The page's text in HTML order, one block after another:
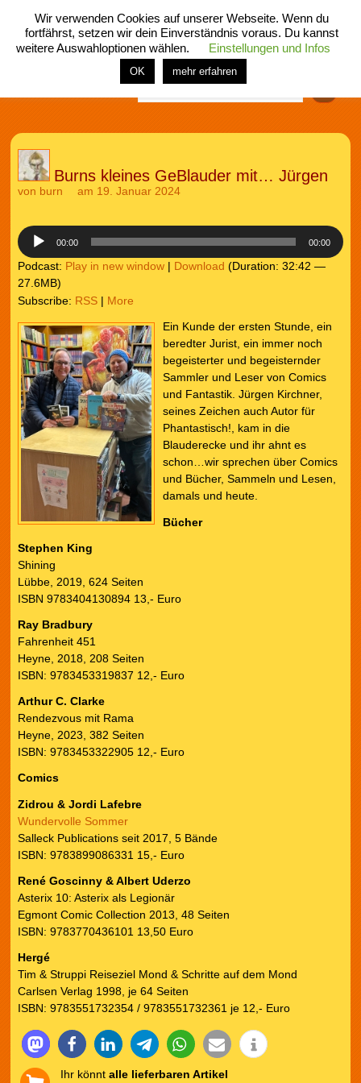
menü
home rubrik buch comic spiel fotos shop
Burns kleines GeBlauder mit… Jürgen
von burn am 19. Januar 2024
Audio-
Player
00:00 00:00
Podcast: Play in new window| Download (Duration: 32:42 —
27.6MB)
Subscribe: RSS| More
Ein Kunde der ersten Stunde, ein
beredter Jurist, ein immer noch
begeisterter und begeisternder
Sammler und Leser von Comics
und Fantastik. Jürgen Kirchner,
seines Zeichen auch Autor für
Phantastisch!, kam in die
Blauderecke und ihr ahnt es
schon…wir sprechen über Comics
und Bücher, Sammeln und Lesen,
damals und heute.
Bücher
Stephen King
Shining
Lübbe, 2019, 624 Seiten
ISBN 9783404130894 13,- Euro
Ray Bradbury
Fahrenheit 451
Heyne, 2018, 208 Seiten
ISBN: 9783453319837 12,- Euro
Arthur C. Clarke
Rendezvous mit Rama
Heyne, 2023, 382 Seiten
ISBN: 9783453322905 12,- Euro
Comics
Zidrou & Jordi Lafebre
Wundervolle Sommer
Salleck Publications seit 2017, 5 Bände
ISBN: 9783899086331 15,- Euro
René Goscinny & Albert Uderzo
Asterix 10: Asterix als Legionär
Egmont Comic Collection 2013, 48 Seiten
ISBN: 9783770436101 13,50 Euro
Hergé
Tim & Struppi Reiseziel Mond & Schritte auf dem Mond
Carlsen Verlag 1998, je 64 Seiten
ISBN: 9783551732354 / 9783551732361 je 12,- Euro
Ihr könnt alle lieferbaren Artikel
Wir verwenden Cookies auf unserer Webseite. Wenn du
fortfährst, setzen wir dein Einverständnis voraus. Du kannst
weitere Auswahloptionen wählen.
Einstellungen und Infos
OK mehr erfahren